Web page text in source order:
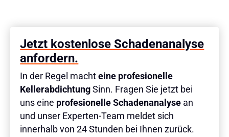
Jetzt kostenlose Schadenanalyse
anfordern.
In der Regel machteine profesionelle
Kellerabdichtung Sinn. Fragen Sie jetzt bei
uns eine profesionelle Schadenanalyse an
und unser Experten-Team meldet sich
innerhalb von 24 Stunden bei Ihnen zurück.